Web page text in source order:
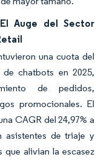
Auge del Sector
una cuota del
chatbots en 2025,
de pedidos,
promocionales. El
CAGR del 24,97% a
asistentes de triaje y
alivian la escasez